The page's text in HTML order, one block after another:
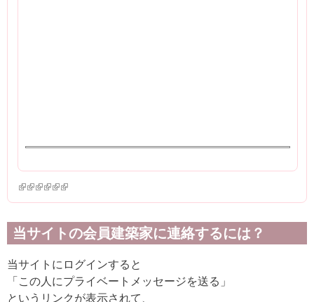
(link is external)
(link is external)
(link is external)
(link is external)
(link is external)
(link is external)
当サイトの会員建築家に連絡するには？
当サイトにログインすると
「この人にプライベートメッセージを送る」
というリンクが表示されて、